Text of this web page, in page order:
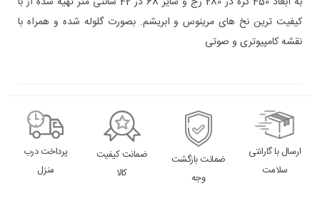
کیفیت ترین نخ های مرینوس و ابریشم. بصورت گلوله شده و همراه با
نقشه کامپیوتری و صوتی
ارسال با گارانتی
سلامت
ضمانت بازگشت
وجه
ضمانت کیفیت
کالا
پرداخت درب
منزل